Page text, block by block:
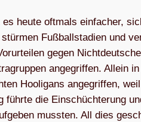
heute oft­mals ein­fa­cher,
Fuß­ball­sta­dien und
gegen
ange­grif­fen. Allein
Hoo­li­gans ange­grif­fen,
die Ein­schüch­te­rung
muss­ten. All dies